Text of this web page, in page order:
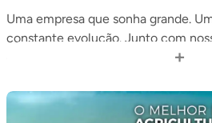
Uma empresa que sonha grande.
constante evolução. Junto com
estamos trabalhando para gerar
sobre a SLC Agrícola, uma
nosso vídeo institucional!
+